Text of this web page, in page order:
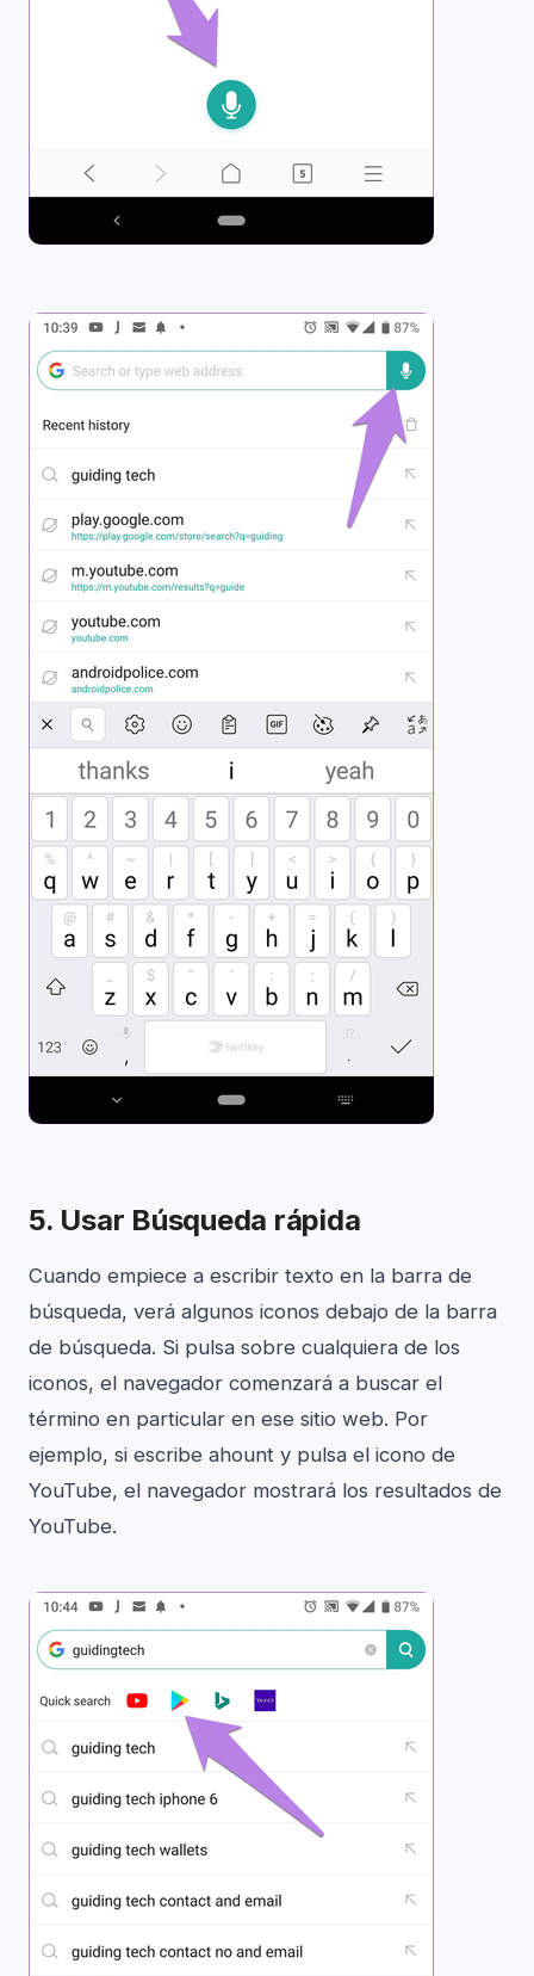
5. Usar Búsqueda rápida
Cuando empiece a escribir texto en la barra de
búsqueda, verá algunos iconos debajo de la barra
de búsqueda. Si pulsa sobre cualquiera de los
iconos, el navegador comenzará a buscar el
término en particular en ese sitio web. Por
ejemplo, si escribe ahount y pulsa el icono de
YouTube, el navegador mostrará los resultados de
YouTube.